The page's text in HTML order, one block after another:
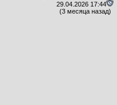
29.04.2026 17:44
(3 месяца назад)